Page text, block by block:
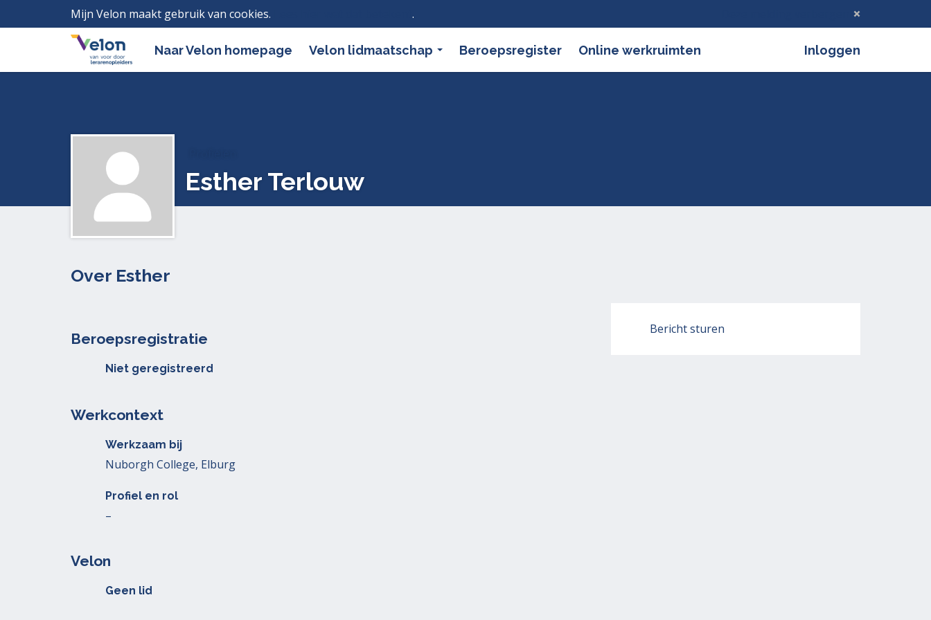
Mijn Velon maakt gebruik van cookies. .
Naar Velon homepage Velon lidmaatschap Beroepsregister Online werkruimten Inloggen
Esther Terlouw
Over Esther
Beroepsregistratie
Niet geregistreerd
Werkcontext
Werkzaam bij
Nuborgh College, Elburg
Profiel en rol
–
Velon
Geen lid
Bericht sturen